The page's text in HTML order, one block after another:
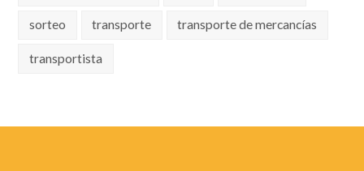
sorteo transporte transporte de mercancías
transportista